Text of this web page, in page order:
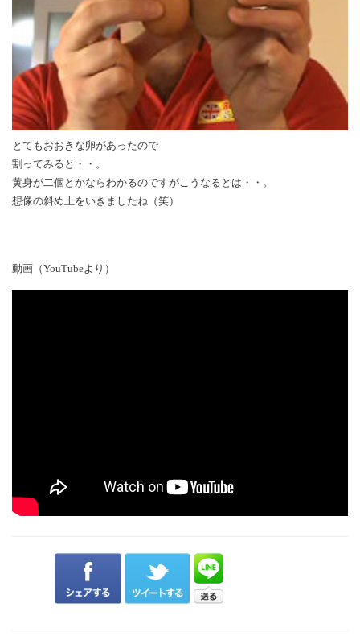
とてもおおきな卵があったので
割ってみると・・。
黄身が二個とかならわかるのですがこうなるとは・・。
想像の斜め上をいきましたね（笑）
動画（YouTubeより）